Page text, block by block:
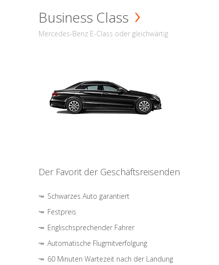
Business Class
Mercedes-Benz E-Class oder gleichwärtig
Der Favorit der Geschäftsreisenden
Schwarzes Auto garantiert
Festpreis
Englischsprechender Fahrer
Automatische Flugmitverfolgung
60 Minuten Wartezeit nach der Landung